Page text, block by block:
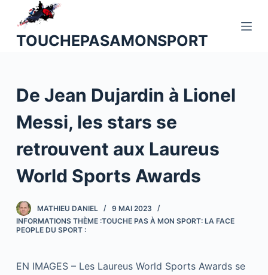
o
n
n
u
TOUCHEPASAMONSPORT
De Jean Dujardin à Lionel
Messi, les stars se
retrouvent aux Laureus
World Sports Awards
MATHIEU DANIEL
9 MAI 2023
INFORMATIONS THÈME :TOUCHE PAS À MON SPORT: LA FACE
PEOPLE DU SPORT :
EN IMAGES – Les Laureus World Sports Awards se